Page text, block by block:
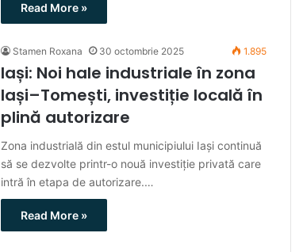
Read More »
Stamen Roxana 30 octombrie 2025 1.895
Iași: Noi hale industriale în zona
Iași–Tomești, investiție locală în
plină autorizare
Zona industrială din estul municipiului Iași continuă
să se dezvolte printr-o nouă investiție privată care
intră în etapa de autorizare.…
Read More »